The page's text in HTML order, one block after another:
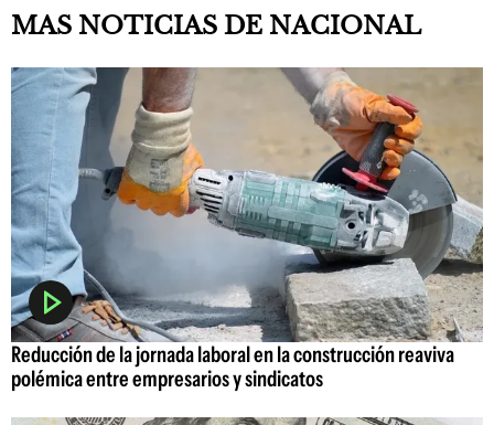
MAS NOTICIAS DE NACIONAL
Reducción de la jornada laboral en la construcción reaviva
polémica entre empresarios y sindicatos